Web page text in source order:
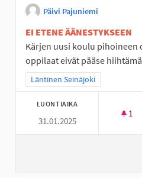
Päivi Pajuniemi
EI ETENE ÄÄNESTYKSEEN
Kärjen uusi koulu pihoineen
oppilaat eivät pääse
Rajaa tulokset teeman
Läntinen Seinäjoki
LUONTIAIKA
31.01.2025
1